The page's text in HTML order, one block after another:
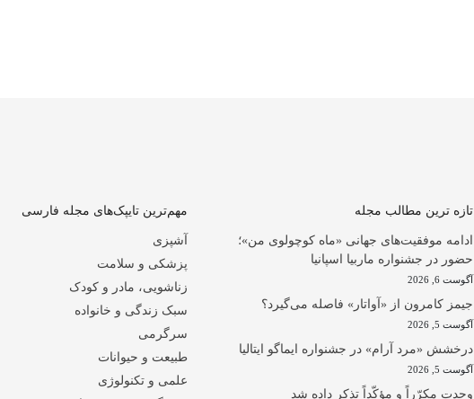
تازه ترین مطالب مجله
ادامه موفقیت‌های جهانی «ماه کوچولوی من»؛
حضور در جشنواره ماربیا اسپانیا
آگوست 6, 2026
جیمز کامرون از «آواتار» فاصله می‌گیرد؟
آگوست 5, 2026
درخشش «مرد آرام» در جشنواره ایماگو ایتالیا
آگوست 5, 2026
وحدت مکرّراً و مؤکّداً تذکر داده شد
مهم‌ترین تایپک‌های مجله فارسی
آشپزی
پزشکی و سلامت
زناشویی، مادر و کودک
سبک زندگی و خانواده
سرگرمی
طبیعت و حیوانات
علمی و تکنولوژی